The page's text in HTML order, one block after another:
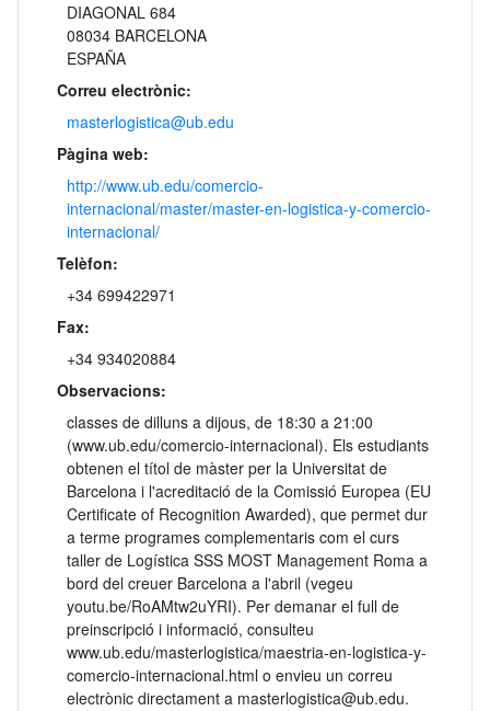
DIAGONAL 684
08034 BARCELONA
ESPAÑA
Correu electrònic:
masterlogistica@ub.edu
Pàgina web:
http://www.ub.edu/comercio-
internacional/master/master-en-logistica-y-comercio-
internacional/
Telèfon:
+34 699422971
Fax:
+34 934020884
Observacions:
classes de dilluns a dijous, de 18:30 a 21:00
(www.ub.edu/comercio-internacional). Els estudiants
obtenen el títol de màster per la Universitat de
Barcelona i l'acreditació de la Comissió Europea (EU
Certificate of Recognition Awarded), que permet dur
a terme programes complementaris com el curs
taller de Logística SSS MOST Management Roma a
bord del creuer Barcelona a l'abril (vegeu
youtu.be/RoAMtw2uYRI). Per demanar el full de
preinscripció i informació, consulteu
www.ub.edu/masterlogistica/maestria-en-logistica-y-
comercio-internacional.html o envieu un correu
electrònic directament a masterlogistica@ub.edu.